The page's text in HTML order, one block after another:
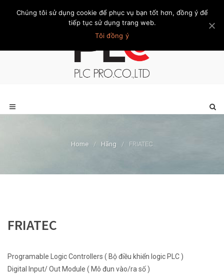
Trang chủ Giới thiệu Khách hàng Liên hệ Thành viên
Home / Hãng / FRIATEC
FRIATEC
Programable Logic Controllers ( Bộ điều khiển logic PLC )
Digital Input/ Out Module ( Mô đun vào/ra số )
Chúng tôi sử dụng cookie để phục vụ bạn tốt hơn, đồng ý để
tiếp tục sử dụng trang web.
Tôi đồng ý